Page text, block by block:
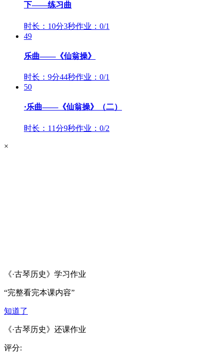
下——练习曲
时长：10分3秒作业：0/1
49
乐曲——《仙翁操》
时长：9分44秒作业：0/1
50
·乐曲——《仙翁操》（二）
时长：11分9秒作业：0/2
×
《·古琴历史》学习作业
“完整看完本课内容”
知道了
《·古琴历史》还课作业
评分: